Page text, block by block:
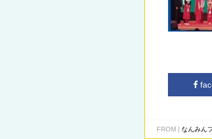
FROM | なんみん